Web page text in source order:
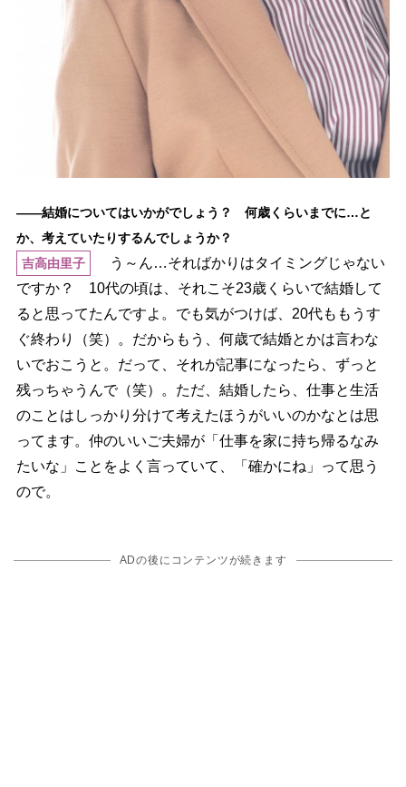
――結婚についてはいかがでしょう？ 何歳くらいまでに…と
か、考えていたりするんでしょうか？
吉高由里子
う～ん…そればかりはタイミングじゃない
ですか？ 10代の頃は、それこそ23歳くらいで結婚して
ると思ってたんですよ。でも気がつけば、20代ももうす
ぐ終わり（笑）。だからもう、何歳で結婚とかは言わな
いでおこうと。だって、それが記事になったら、ずっと
残っちゃうんで（笑）。ただ、結婚したら、仕事と生活
のことはしっかり分けて考えたほうがいいのかなとは思
ってます。仲のいいご夫婦が「仕事を家に持ち帰るなみ
たいな」ことをよく言っていて、「確かにね」って思う
ので。
ADの後にコンテンツが続きます